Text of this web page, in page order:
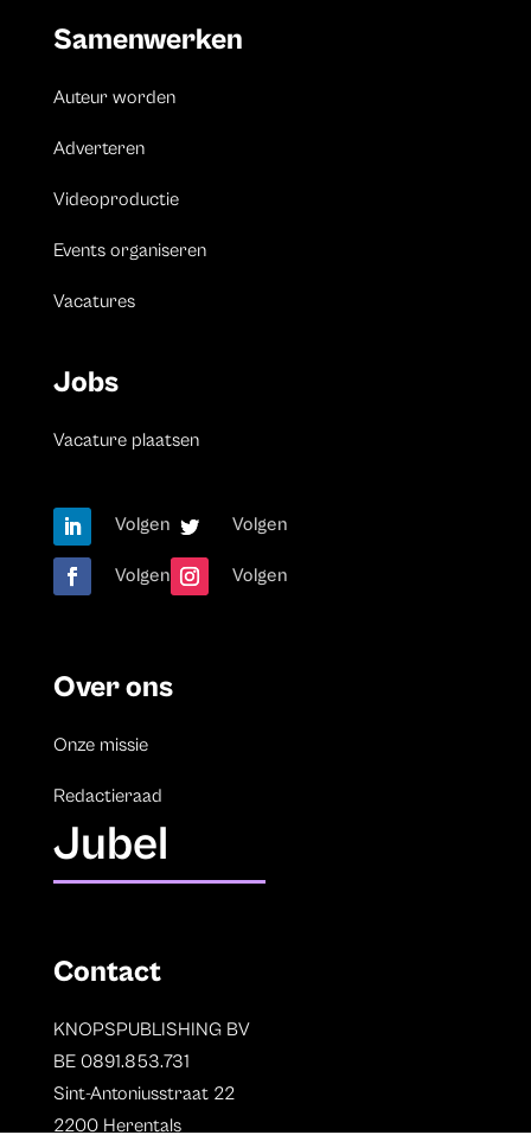
Samenwerken
Auteur worden
Adverteren
Videoproductie
Events organiseren
Vacatures
Jobs
Vacature plaatsen
Volgen Volgen
Volgen Volgen
Over ons
Onze missie
Redactieraad
Jubel
Contact
KNOPSPUBLISHING BV
BE 0891.853.731
Sint-Antoniusstraat 22
2200 Herentals